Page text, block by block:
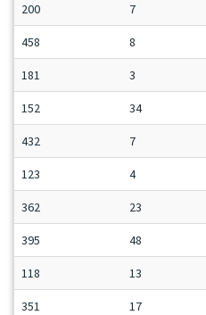
200 7
458 8
181 3
152 34
432 7
123 4
362 23
395 48
118 13
351 17